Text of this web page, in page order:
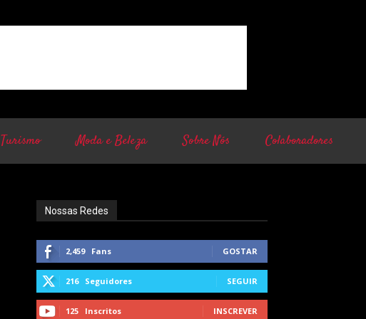
Turismo Moda e Beleza Sobre Nós Colaboradores
Nossas Redes
2,459 Fans GOSTAR
216 Seguidores SEGUIR
125 Inscritos INSCREVER